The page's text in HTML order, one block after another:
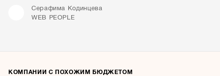
Серафима Кодинцева
WEB PEOPLE
КОМПАНИИ С ПОХОЖИМ БЮДЖЕТОМ